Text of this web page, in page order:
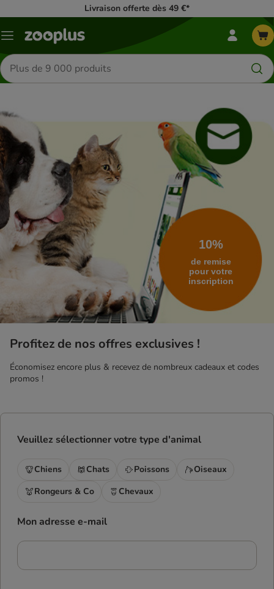
Livraison offerte dès 49 €*
Menu
Menu
Mon
zooplus
Rechercher
des
produits
10%
de remise
pour votre
inscription
Profitez de nos offres exclusives !
Économisez encore plus & recevez de nombreux cadeaux et codes
promos !
Veuillez sélectionner votre type d'animal
Chiens Chats Poissons
Oiseaux
Rongeurs & Co
Chevaux
Mon adresse e-mail